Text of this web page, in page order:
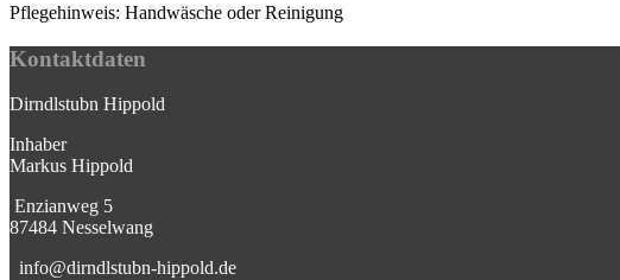
Pflegehinweis: Handwäsche oder Reinigung
Kontaktdaten
Dirndlstubn Hippold
Inhaber
Markus Hippold
⁣Enzianweg 5
87484 Nesselwang
info@dirndlstubn-hippold.de